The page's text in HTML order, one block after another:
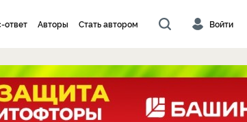
ответ Авторы Стать автором Войти